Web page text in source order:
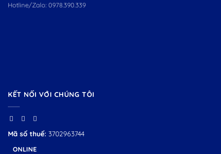
Hotline/Zalo: 0978.390.339
KẾT NỐI VỚI CHÚNG TÔI
Mã số thuế: 3702963744
ONLINE